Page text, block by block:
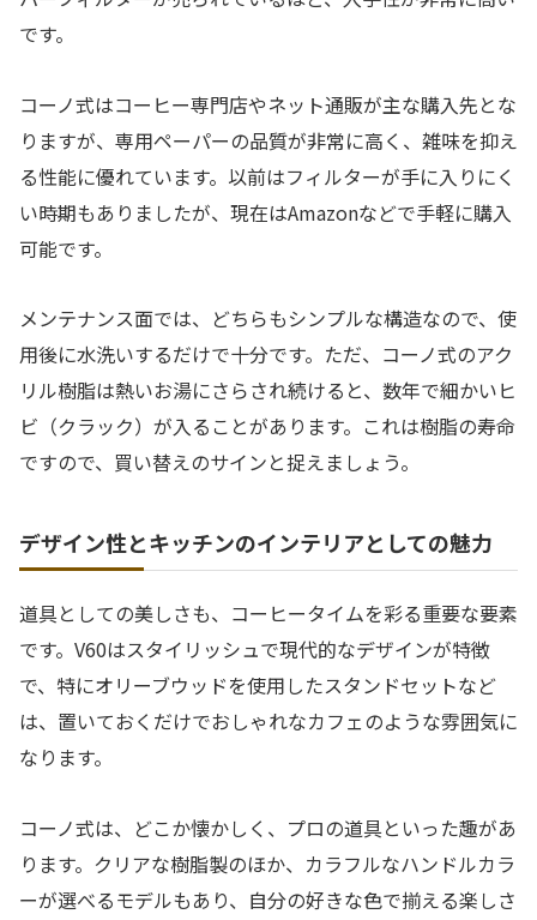
です。
コーノ式はコーヒー専門店やネット通販が主な購入先とな
りますが、専用ペーパーの品質が非常に高く、雑味を抑え
る性能に優れています。以前はフィルターが手に入りにく
い時期もありましたが、現在はAmazonなどで手軽に購入
可能です。
メンテナンス面では、どちらもシンプルな構造なので、使
用後に水洗いするだけで十分です。ただ、コーノ式のアク
リル樹脂は熱いお湯にさらされ続けると、数年で細かいヒ
ビ（クラック）が入ることがあります。これは樹脂の寿命
ですので、買い替えのサインと捉えましょう。
デザイン性とキッチンのインテリアとしての魅力
道具としての美しさも、コーヒータイムを彩る重要な要素
です。V60はスタイリッシュで現代的なデザインが特徴
で、特にオリーブウッドを使用したスタンドセットなど
は、置いておくだけでおしゃれなカフェのような雰囲気に
なります。
コーノ式は、どこか懐かしく、プロの道具といった趣があ
ります。クリアな樹脂製のほか、カラフルなハンドルカラ
ーが選べるモデルもあり、自分の好きな色で揃える楽しさ